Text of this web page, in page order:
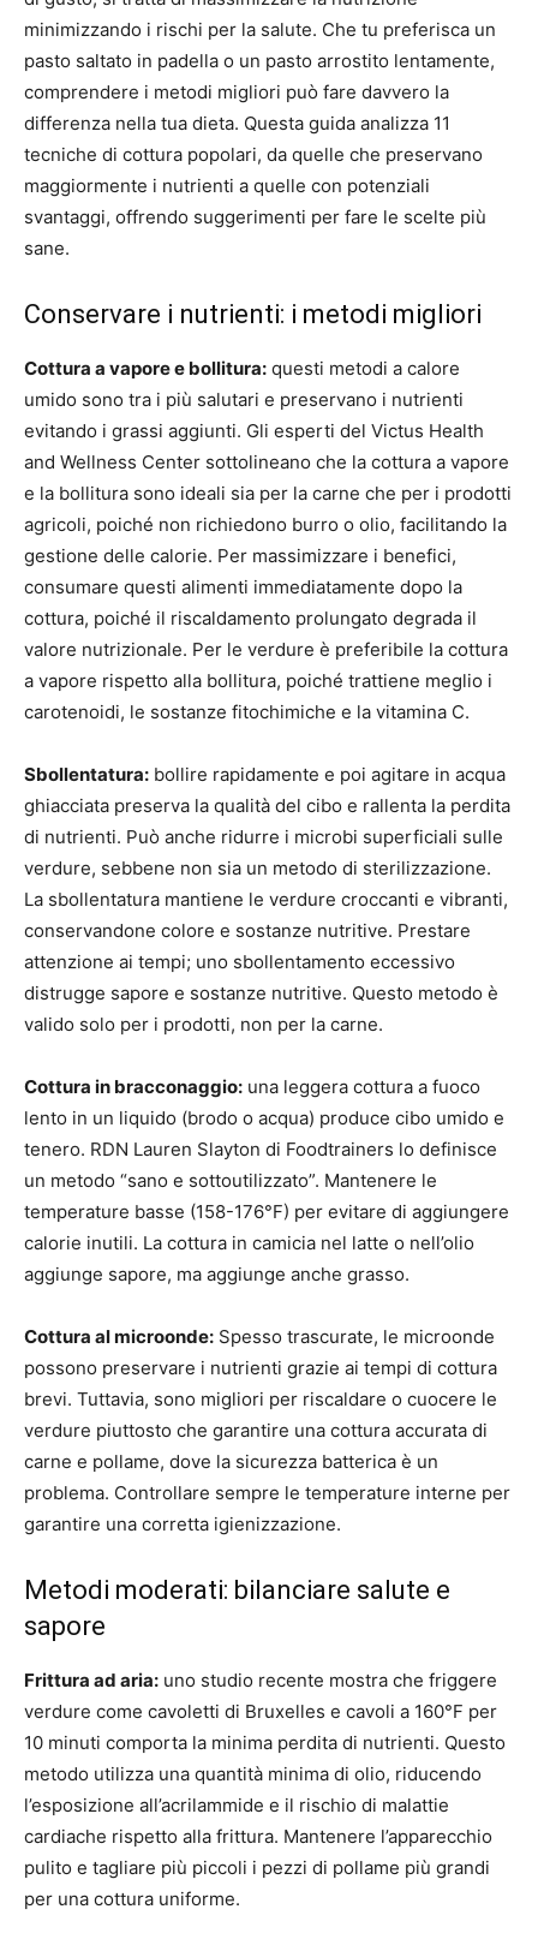
minimizzando i rischi per la salute. Che tu preferisca un
pasto saltato in padella o un pasto arrostito lentamente,
comprendere i metodi migliori può fare davvero la
differenza nella tua dieta. Questa guida analizza 11
tecniche di cottura popolari, da quelle che preservano
maggiormente i nutrienti a quelle con potenziali
svantaggi, offrendo suggerimenti per fare le scelte più
sane.
Conservare i nutrienti: i metodi migliori
Cottura a vapore e bollitura: questi metodi a calore
umido sono tra i più salutari e preservano i nutrienti
evitando i grassi aggiunti. Gli esperti del Victus Health
and Wellness Center sottolineano che la cottura a vapore
e la bollitura sono ideali sia per la carne che per i prodotti
agricoli, poiché non richiedono burro o olio, facilitando la
gestione delle calorie. Per massimizzare i benefici,
consumare questi alimenti immediatamente dopo la
cottura, poiché il riscaldamento prolungato degrada il
valore nutrizionale. Per le verdure è preferibile la cottura
a vapore rispetto alla bollitura, poiché trattiene meglio i
carotenoidi, le sostanze fitochimiche e la vitamina C.
Sbollentatura: bollire rapidamente e poi agitare in acqua
ghiacciata preserva la qualità del cibo e rallenta la perdita
di nutrienti. Può anche ridurre i microbi superficiali sulle
verdure, sebbene non sia un metodo di sterilizzazione.
La sbollentatura mantiene le verdure croccanti e vibranti,
conservandone colore e sostanze nutritive. Prestare
attenzione ai tempi; uno sbollentamento eccessivo
distrugge sapore e sostanze nutritive. Questo metodo è
valido solo per i prodotti, non per la carne.
Cottura in bracconaggio: una leggera cottura a fuoco
lento in un liquido (brodo o acqua) produce cibo umido e
tenero. RDN Lauren Slayton di Foodtrainers lo definisce
un metodo “sano e sottoutilizzato”. Mantenere le
temperature basse (158-176°F) per evitare di aggiungere
calorie inutili. La cottura in camicia nel latte o nell’olio
aggiunge sapore, ma aggiunge anche grasso.
Cottura al microonde: Spesso trascurate, le microonde
possono preservare i nutrienti grazie ai tempi di cottura
brevi. Tuttavia, sono migliori per riscaldare o cuocere le
verdure piuttosto che garantire una cottura accurata di
carne e pollame, dove la sicurezza batterica è un
problema. Controllare sempre le temperature interne per
garantire una corretta igienizzazione.
Metodi moderati: bilanciare salute e
sapore
Frittura ad aria: uno studio recente mostra che friggere
verdure come cavoletti di Bruxelles e cavoli a 160°F per
10 minuti comporta la minima perdita di nutrienti. Questo
metodo utilizza una quantità minima di olio, riducendo
l’esposizione all’acrilammide e il rischio di malattie
cardiache rispetto alla frittura. Mantenere l’apparecchio
pulito e tagliare più piccoli i pezzi di pollame più grandi
per una cottura uniforme.